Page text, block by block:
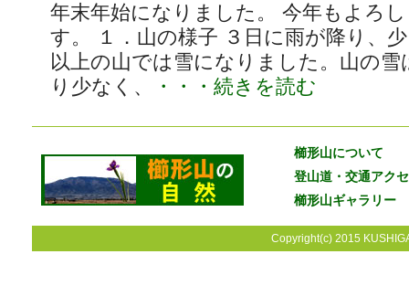
年末年始になりました。 今年もよろ
す。 １．山の様子 ３日に雨が降り、
以上の山では雪になりました。山の
り少なく、
・・・続きを読む
櫛形山について
登山道・交通アク
櫛形山ギャラリー
Copyright(c) 2015